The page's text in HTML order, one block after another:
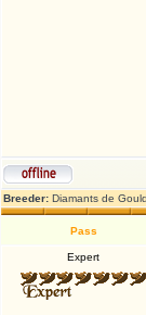
Breeder: Diamants de
Pass
Expert